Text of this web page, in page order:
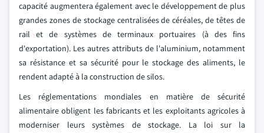
capacité augmentera également avec le développement de plus
grandes zones de stockage centralisées de céréales, de têtes de
rail et de systèmes de terminaux portuaires (à des fins
d'exportation). Les autres attributs de l'aluminium, notamment
sa résistance et sa sécurité pour le stockage des aliments, le
rendent adapté à la construction de silos.
Les réglementations mondiales en matière de sécurité
alimentaire obligent les fabricants et les exploitants agricoles à
moderniser leurs systèmes de stockage. La loi sur la